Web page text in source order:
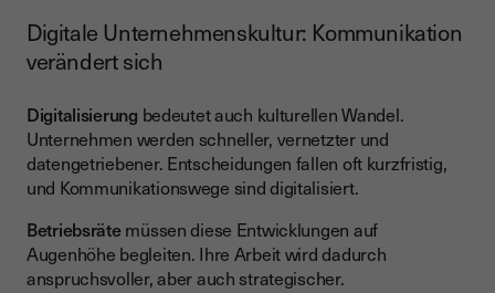
Digitale Unternehmenskultur: Kommunikation
verändert sich
Digitalisierung bedeutet auch kulturellen Wandel.
Unternehmen werden schneller, vernetzter und
datengetriebener. Entscheidungen fallen oft kurzfristig,
und Kommunikationswege sind digitalisiert.
Betriebsrätemüssen diese Entwicklungen auf
Augenhöhe begleiten. Ihre Arbeit wird dadurch
anspruchsvoller, aber auch strategischer.